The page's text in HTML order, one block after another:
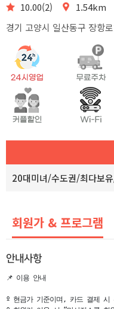
10.00(2)
1.54km
경기 고양시 일산동구 장항
20대미녀/수도권/최다보
회원가 & 프로그램
안내사항
📌 이용 안내
º 현금가 기준이며, 카드 결제 시